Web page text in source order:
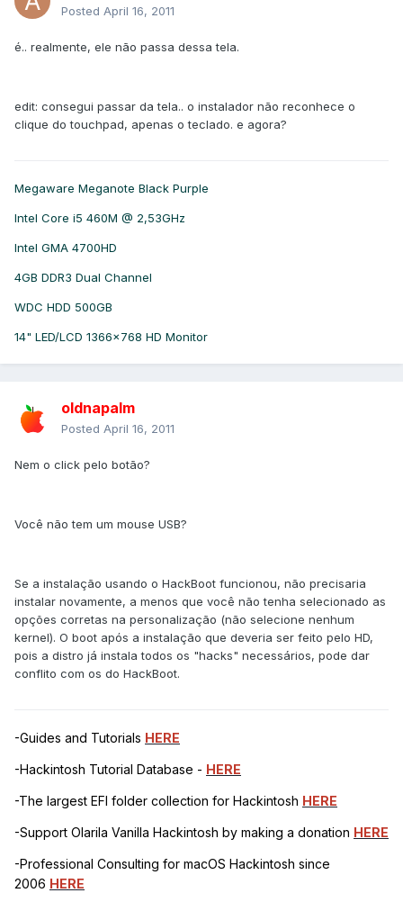
Posted April 16, 2011
é.. realmente, ele não passa dessa tela.
edit: consegui passar da tela.. o instalador não reconhece o
clique do touchpad, apenas o teclado. e agora?
Megaware Meganote Black Purple
Intel Core i5 460M @ 2,53GHz
Intel GMA 4700HD
4GB DDR3 Dual Channel
WDC HDD 500GB
14" LED/LCD 1366x768 HD Monitor
oldnapalm
Posted April 16, 2011
Nem o click pelo botão?
Você não tem um mouse USB?
Se a instalação usando o HackBoot funcionou, não precisaria
instalar novamente, a menos que você não tenha selecionado as
opções corretas na personalização (não selecione nenhum
kernel). O boot após a instalação que deveria ser feito pelo HD,
pois a distro já instala todos os "hacks" necessários, pode dar
conflito com os do HackBoot.
-Guides and Tutorials HERE
-Hackintosh Tutorial Database - HERE
-The largest EFI folder collection for Hackintosh HERE
-Support Olarila Vanilla Hackintosh by making a donation HERE
-Professional Consulting for macOS Hackintosh since
2006 HERE